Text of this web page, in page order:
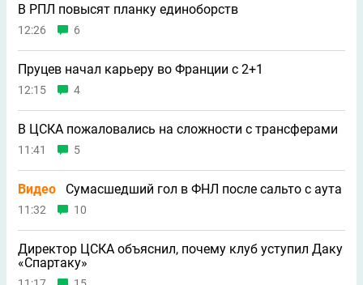
В РПЛ повысят планку единоборств
12:26 6
Пруцев начал карьеру во Франции с 2+1
12:15 4
В ЦСКА пожаловались на сложности с трансферами
11:41 5
Видео Сумасшедший гол в ФНЛ после сальто с аута
11:32 10
Директор ЦСКА объяснил, почему клуб уступил Даку
«Спартаку»